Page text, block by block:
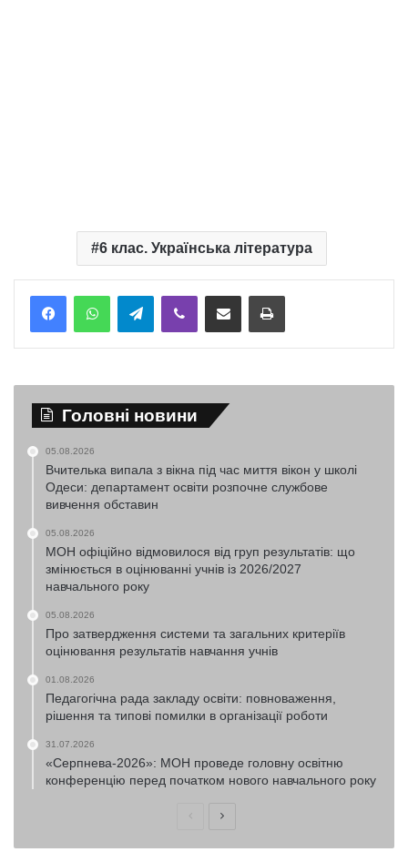
6 клас. Українська література
TelegramViber Надіслати електронною поштоюНадрукувати
Головні новини
05.08.2026
Вчителька випала з вікна під час миття вікон у школі
Одеси: департамент освіти розпочне службове
вивчення обставин
05.08.2026
МОН офіційно відмовилося від груп результатів: що
змінюється в оцінюванні учнів із 2026/2027
навчального року
05.08.2026
Про затвердження системи та загальних критеріїв
оцінювання результатів навчання учнів
01.08.2026
Педагогічна рада закладу освіти: повноваження,
рішення та типові помилки в організації роботи
31.07.2026
«Серпнева-2026»: МОН проведе головну освітню
конференцію перед початком нового навчального року
ПопередняНаступна